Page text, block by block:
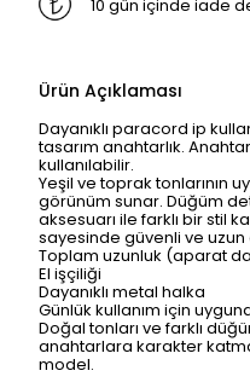
10 gün içinde iade
Ürün Açıklaması
Dayanıklı paracord ip
tasarım anahtarlık.
kullanılabilir.
Yeşil ve toprak tonlarının
görünüm sunar. Düğüm
aksesuarı ile farklı bir stil
sayesinde güvenli ve uzun
Toplam uzunluk (aparat
El işçiliği
Dayanıklı metal halka
Günlük kullanım için
Doğal tonları ve farklı
anahtarlara karakter
model.